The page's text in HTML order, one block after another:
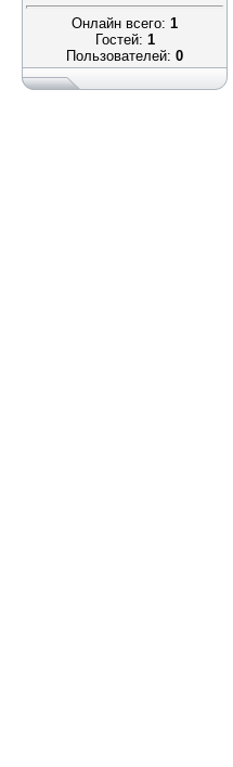
Онлайн всего: 1
Гостей: 1
Пользователей: 0